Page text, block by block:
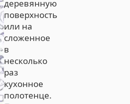
деревянную
поверхность
или на
сложенное
в
несколько
раз
кухонное
полотенце.